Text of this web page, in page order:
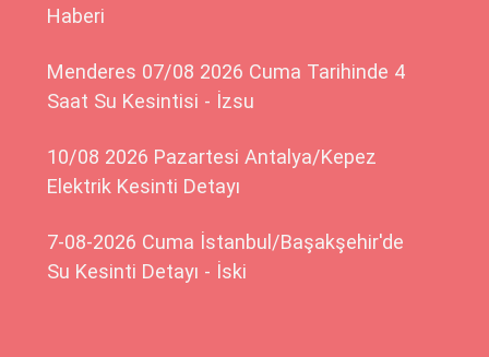
Haberi
Menderes 07/08 2026 Cuma Tarihinde 4
Saat Su Kesintisi - İzsu
10/08 2026 Pazartesi Antalya/Kepez
Elektrik Kesinti Detayı
7-08-2026 Cuma İstanbul/Başakşehir'de
Su Kesinti Detayı - İski